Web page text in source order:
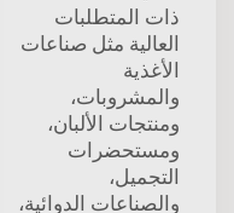
ذات المتطلبات
العالية مثل صناعات
الأغذية
والمشروبات،
ومنتجات الألبان،
ومستحضرات
التجميل،
والصناعات الدوائية،